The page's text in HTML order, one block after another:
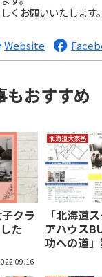
くお願いいたします。
Website
もおすすめ
クラ
た
北海道大家塾
「北海道
アハウス
功への道